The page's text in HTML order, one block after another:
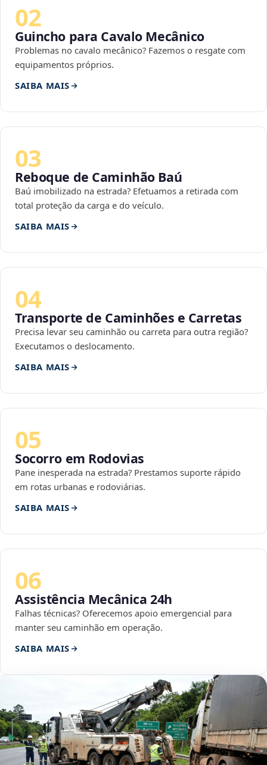
02
Guincho para Cavalo Mecânico
Problemas no cavalo mecânico? Fazemos o resgate com
equipamentos próprios.
SAIBA MAIS
03
Reboque de Caminhão Baú
Baú imobilizado na estrada? Efetuamos a retirada com
total proteção da carga e do veículo.
SAIBA MAIS
04
Transporte de Caminhões e Carretas
Precisa levar seu caminhão ou carreta para outra região?
Executamos o deslocamento.
SAIBA MAIS
05
Socorro em Rodovias
Pane inesperada na estrada? Prestamos suporte rápido
em rotas urbanas e rodoviárias.
SAIBA MAIS
06
Assistência Mecânica 24h
Falhas técnicas? Oferecemos apoio emergencial para
manter seu caminhão em operação.
SAIBA MAIS